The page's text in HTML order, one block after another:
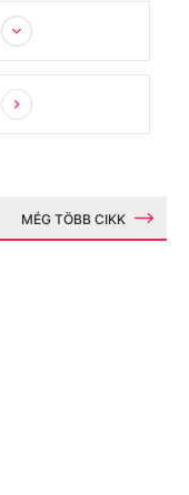
MÉG TÖBB CIKK